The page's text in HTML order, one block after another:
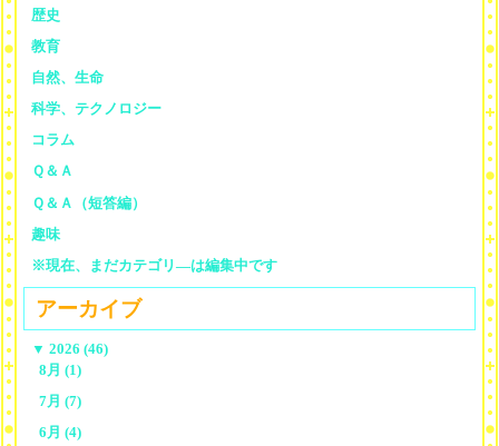
歴史
教育
自然、生命
科学、テクノロジー
コラム
Ｑ＆Ａ
Ｑ＆Ａ（短答編）
趣味
※現在、まだカテゴリ—は編集中です
アーカイブ
▼ 2026 (46)
8月 (1)
7月 (7)
6月 (4)